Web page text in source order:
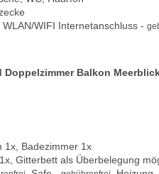
WIFI Internetanschluss -
Doppelzimmer Balkon
1x, Badezimmer 1x
Gitterbett als Überbelegung